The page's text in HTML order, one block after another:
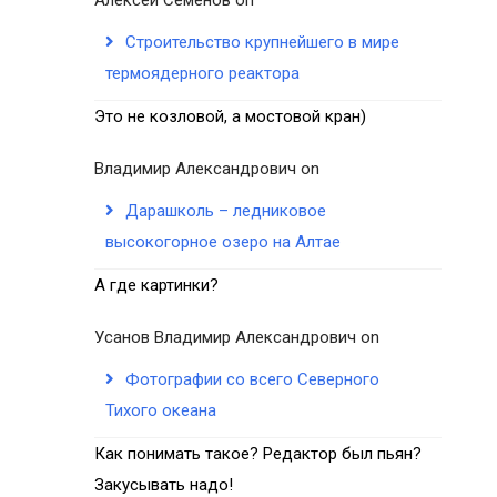
Строительство крупнейшего в мире
термоядерного реактора
Это не козловой, а мостовой кран)
Владимир Александрович on
Дарашколь – ледниковое
высокогорное озеро на Алтае
А где картинки?
Усанов Владимир Александрович on
Фотографии со всего Северного
Тихого океана
Как понимать такое? Редактор был пьян?
Закусывать надо!